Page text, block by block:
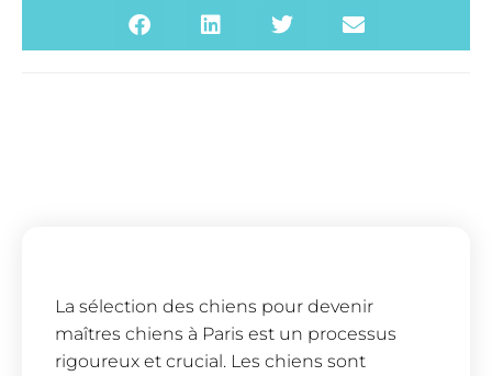
La sélection des chiens pour devenir
maîtres chiens à Paris est un processus
rigoureux et crucial. Les chiens sont